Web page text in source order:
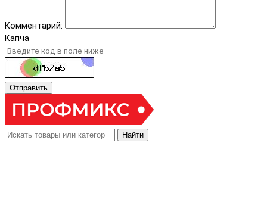
Комментарий:
Капча
Отправить
Найти